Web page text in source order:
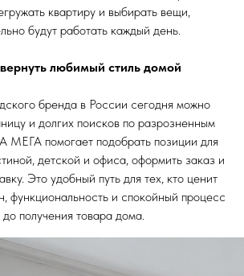
квартиру и выбирать вещи,
будут работать каждый день.
любимый стиль домой
бренда в России сегодня можно
и долгих поисков по разрозненным
МЕГА помогает подобрать позиции для
детской и офиса, оформить заказ и
Это удобный путь для тех, кто ценит
функциональность и спокойный процесс
получения товара дома.